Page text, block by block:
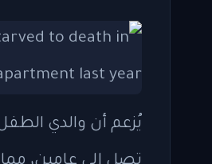
يُزعم أن والدي